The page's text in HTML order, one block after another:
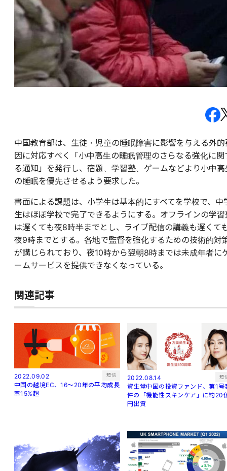
中国教育部は、生徒・児童の睡眠障害に影響を与える外的
因に対応すべく「小中高生の睡眠管理のさらなる強化に関
る通知」を発行し、宿題、学習塾、ゲームなどより小中高
の睡眠を優先させるよう要求した。
書面による課題は、小学生は基本的にすべてを学校で、中
生はほぼ学校で完了できるようにする。オフラインの学習
は遅くても夜8時半までとし、ライブ配信の講義も遅くて
夜9時までとする。各地で監督を強化するための技術的対
が講じられており、夜10時から翌朝8時までは未成年者に
ームサービスを提供できなくなっている。
関連記事
2022.09.02 短信
中国の越境EC、16～20年の平均成長
率15%超
2022.08.14 短
資生堂中国の投資ファンド、第1号
件の「機能性スキンケア」に約20
円出資